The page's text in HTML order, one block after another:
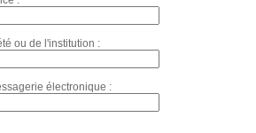
ou de l'institution :
électronique :